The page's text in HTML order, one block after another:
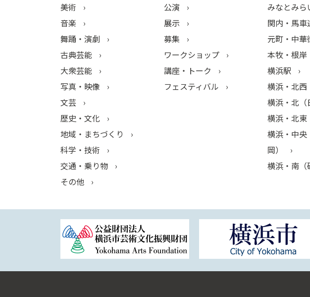
美術
音楽
舞踊・演劇
古典芸能
大衆芸能
写真・映像
文芸
歴史・文化
地域・まちづくり
科学・技術
交通・乗り物
その他
公演
展示
募集
ワークショップ
講座・トーク
フェスティバル
みなとみ
関内・馬車
元町・中華
本牧・根岸
横浜駅
横浜・北西
横浜・北（
横浜・北東
横浜・中央
岡）
横浜・南（